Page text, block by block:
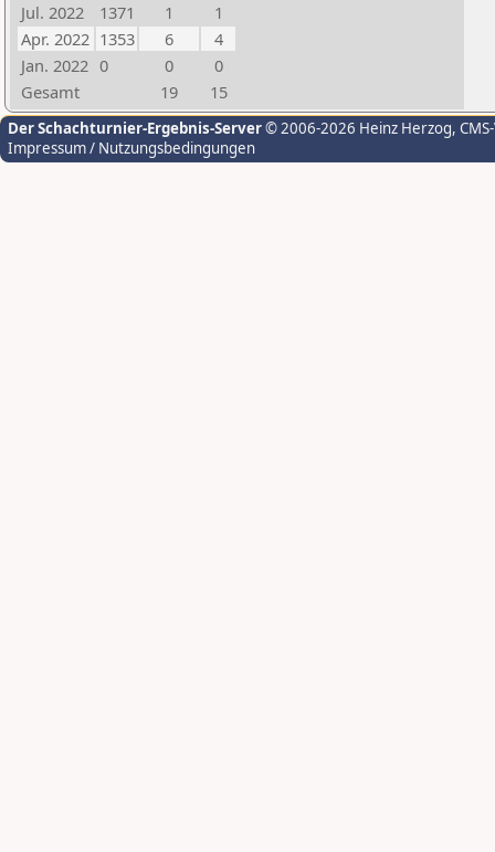
Jul. 2022
1371 1
1
Apr. 2022 1353 6
4
Jan. 2022 0 0
0
Gesamt
19 15
Der Schachturnier-Ergebnis-Server© 2006-2026 Heinz Herzog,
Impressum / Nutzungsbedingungen